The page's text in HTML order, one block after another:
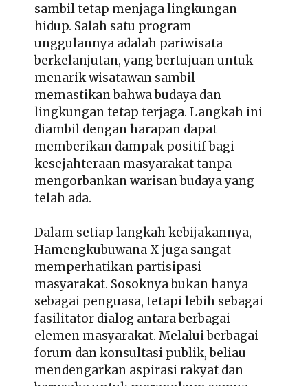
sambil tetap menjaga lingkungan
hidup. Salah satu program
unggulannya adalah pariwisata
berkelanjutan, yang bertujuan untuk
menarik wisatawan sambil
memastikan bahwa budaya dan
lingkungan tetap terjaga. Langkah ini
diambil dengan harapan dapat
memberikan dampak positif bagi
kesejahteraan masyarakat tanpa
mengorbankan warisan budaya yang
telah ada.
Dalam setiap langkah kebijakannya,
Hamengkubuwana X juga sangat
memperhatikan partisipasi
masyarakat. Sosoknya bukan hanya
sebagai penguasa, tetapi lebih sebagai
fasilitator dialog antara berbagai
elemen masyarakat. Melalui berbagai
forum dan konsultasi publik, beliau
mendengarkan aspirasi rakyat dan